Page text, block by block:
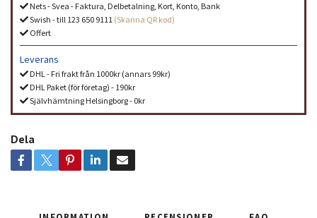
Nets - Svea - Faktura, Delbetalning, Kort, Konto, Bank
Swish - till 123 650 9111 (Skanna QR kod)
Offert
Leverans
DHL - Fri frakt från 1000kr (annars 99kr)
DHL Paket (för företag) - 190kr
Självhämtning Helsingborg - 0kr
Dela